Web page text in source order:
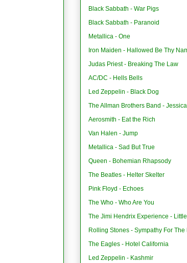
Black Sabbath - War Pigs
Black Sabbath - Paranoid
Metallica - One
Iron Maiden - Hallowed Be Thy
Judas Priest - Breaking The Law
AC/DC - Hells Bells
Led Zeppelin - Black Dog
The Allman Brothers Band - Jessica
Aerosmith - Eat the Rich
Van Halen - Jump
Metallica - Sad But True
Queen - Bohemian Rhapsody
The Beatles - Helter Skelter
Pink Floyd - Echoes
The Who - Who Are You
The Jimi Hendrix Experience -
Rolling Stones - Sympathy For The
The Eagles - Hotel California
Led Zeppelin - Kashmir